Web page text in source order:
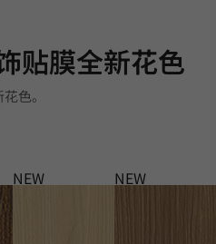
贴膜全新花色
色。
NEW NEW